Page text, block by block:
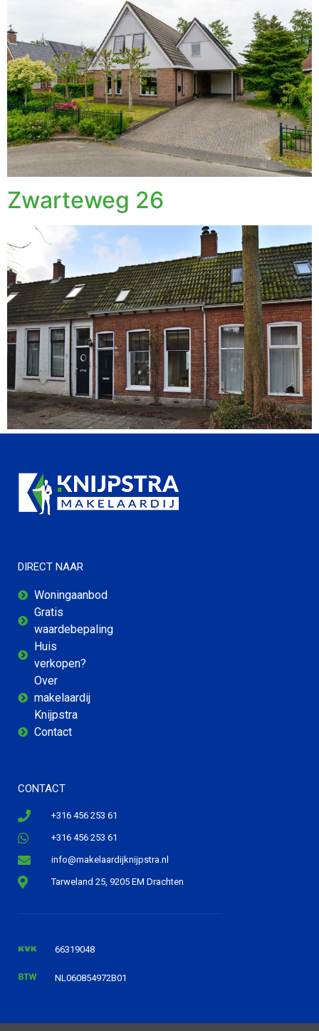
Zwarteweg 26
DIRECT NAAR
Woningaanbod
Gratis
waardebepaling
Huis
verkopen?
Over
makelaardij
Knijpstra
Contact
CONTACT
+316 456 253 61
+316 456 253 61
info@makelaardijknijpstra.nl
Tarweland 25, 9205 EM Drachten
66319048
NL060854972B01